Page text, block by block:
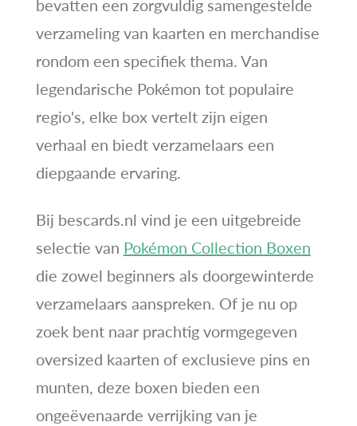
bevatten een zorgvuldig samengestelde
verzameling van kaarten en merchandise
rondom een specifiek thema. Van
legendarische Pokémon tot populaire
regio's, elke box vertelt zijn eigen
verhaal en biedt verzamelaars een
diepgaande ervaring.
Bij bescards.nl vind je een uitgebreide
selectie van Pokémon Collection Boxen
die zowel beginners als doorgewinterde
verzamelaars aanspreken. Of je nu op
zoek bent naar prachtig vormgegeven
oversized kaarten of exclusieve pins en
munten, deze boxen bieden een
ongeëvenaarde verrijking van je